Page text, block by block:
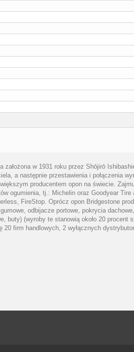
w 1931 roku przez Shōjirō
a następnie przestawienia i połączenia
producentem opon na świecie.
ogumienia, tj.: Michelin oraz Goodyear
FireStop. Oprócz opon Bridgestone
odbijacze portowe, pokrycia
buty) (wyroby te stanowią około 20
firm handlowych, 2 wyłącznych